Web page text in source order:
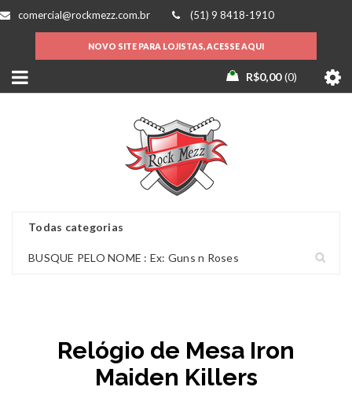
comercial@rockmezz.com.br (51) 9 8418-1910
NOVO SITE PARA LOJISTAS, ACESSE AQUI
R$0,00 0
Relógio de Mesa Iron
Maiden Killers